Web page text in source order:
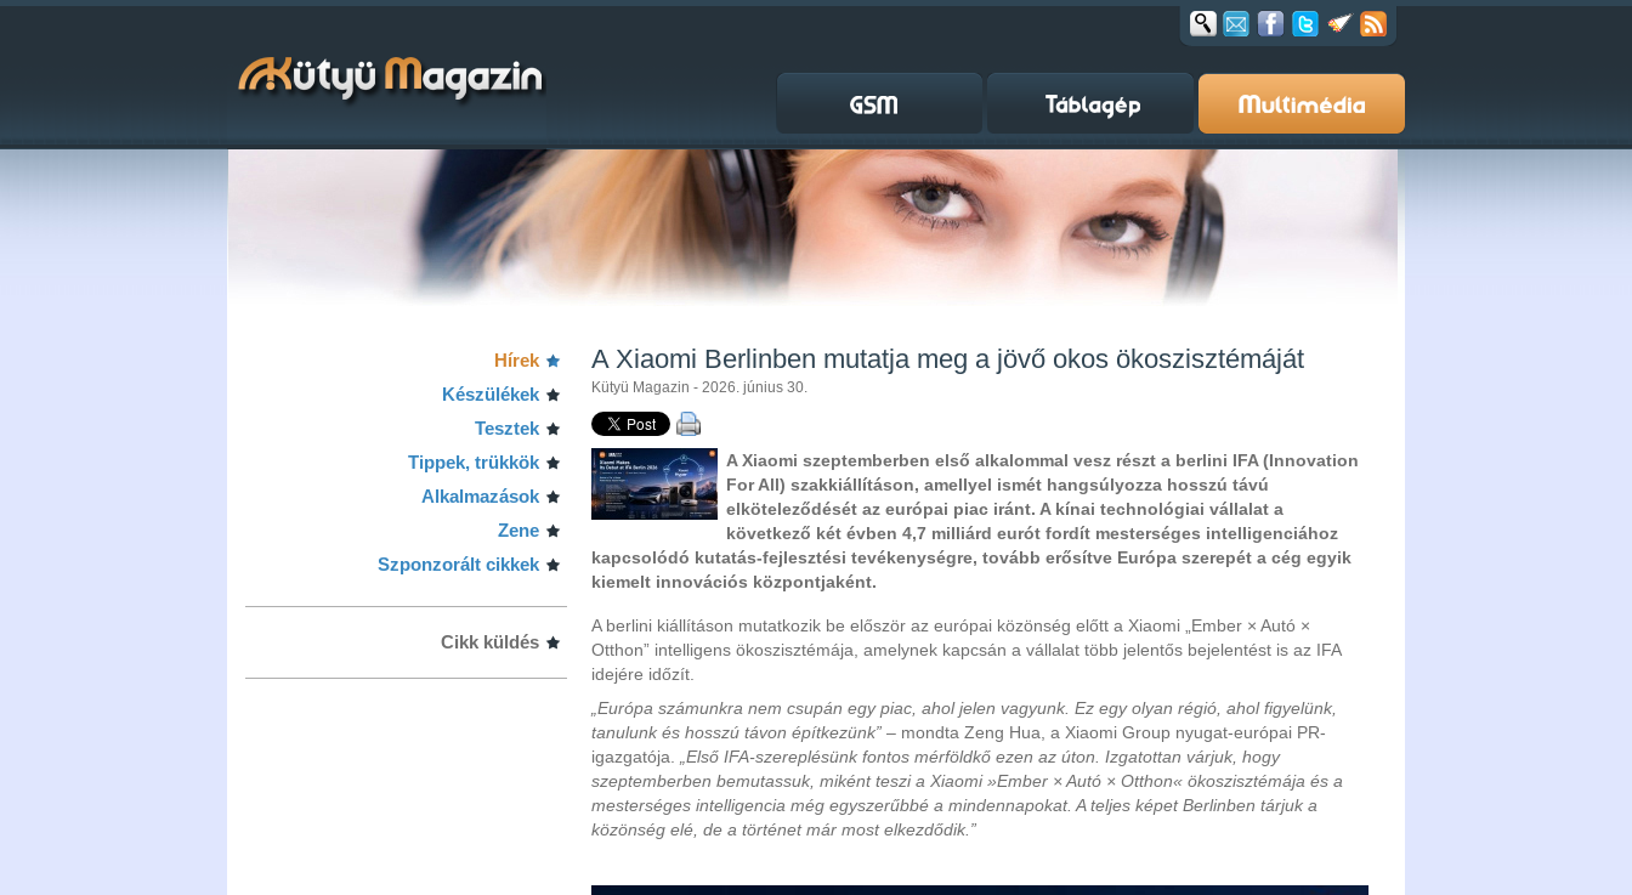
Hírek
Készülékek
Tesztek
Tippek, trükkök
Alkalmazások
Zene
Szponzorált cikkek
Cikk küldés
A Xiaomi Berlinben mutatja meg a jövő okos ökoszisztémáját
Kütyü Magazin - 2026. június 30.
A Xiaomi szeptemberben első alkalommal vesz részt a berlini IFA (Innovation
For All) szakkiállításon, amellyel ismét hangsúlyozza hosszú távú
elköteleződését az európai piac iránt. A kínai technológiai vállalat a
következő két évben 4,7 milliárd eurót fordít mesterséges intelligenciához
kapcsolódó kutatás-fejlesztési tevékenységre, tovább erősítve Európa szerepét a cég egyik
kiemelt innovációs központjaként.
A berlini kiállításon mutatkozik be először az európai közönség előtt a Xiaomi „Ember × Autó ×
Otthon” intelligens ökoszisztémája, amelynek kapcsán a vállalat több jelentős bejelentést is az IFA
idejére időzít.
„Európa számunkra nem csupán egy piac, ahol jelen vagyunk. Ez egy olyan régió, ahol figyelünk,
tanulunk és hosszú távon építkezünk” – mondta Zeng Hua, a Xiaomi Group nyugat-európai PR-
igazgatója.
„Első IFA-szereplésünk fontos mérföldkő ezen az úton. Izgatottan várjuk, hogy
szeptemberben bemutassuk, miként teszi a Xiaomi »Ember × Autó × Otthon« ökoszisztémája és a
mesterséges intelligencia még egyszerűbbé a mindennapokat. A teljes képet Berlinben tárjuk a
közönség elé, de a történet már most elkezdődik.”